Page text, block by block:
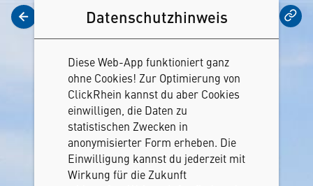
Datenschutzhinweis
Diese Web-App funktioniert ganz
ohne Cookies! Zur Optimierung von
ClickRhein kannst du aber Cookies
einwilligen, die Daten zu
statistischen Zwecken in
anonymisierter Form erheben. Die
Einwilligung kannst du jederzeit mit
Wirkung für die Zukunft